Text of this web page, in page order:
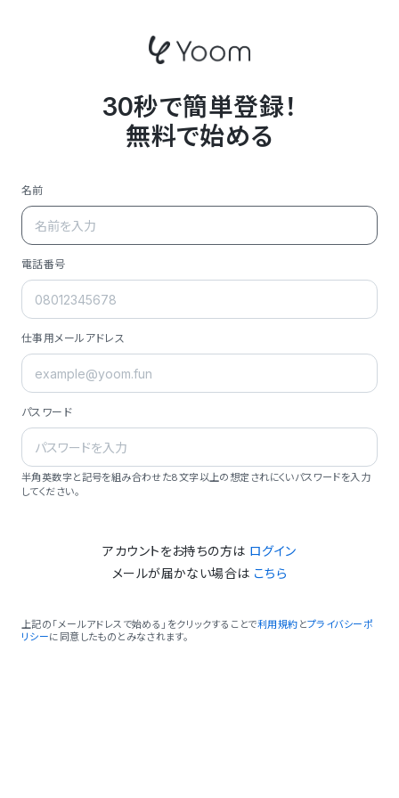
30秒で簡単登録！
無料で始める
名前
電話番号
仕事用メールアドレス
パスワード
半角英数字と記号を組み合わせた8文字以上の想定されにくいパスワードを入力
してください。
アカウントをお持ちの方は ログイン
メールが届かない場合は こちら
上記の「メールアドレスで始める」をクリックすることで利用規約 とプライバシーポ
リシーに同意したものとみなされます。